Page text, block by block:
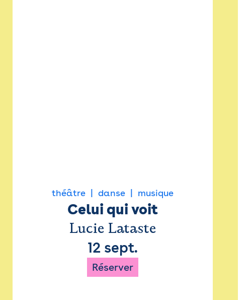
théâtre danse musique
Celui qui voit
Lucie Lataste
12 sept.
Réserver